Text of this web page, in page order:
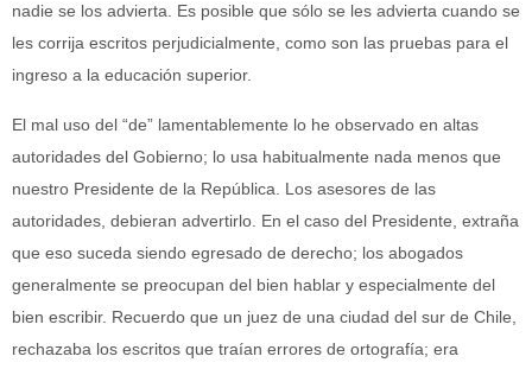
nadie se los advierta. Es posible que sólo se les advierta cuando se
les corrija escritos perjudicialmente, como son las pruebas para el
ingreso a la educación superior.
El mal uso del “de” lamentablemente lo he observado en altas
autoridades del Gobierno; lo usa habitualmente nada menos que
nuestro Presidente de la República. Los asesores de las
autoridades, debieran advertirlo. En el caso del Presidente, extraña
que eso suceda siendo egresado de derecho; los abogados
generalmente se preocupan del bien hablar y especialmente del
bien escribir. Recuerdo que un juez de una ciudad del sur de Chile,
rechazaba los escritos que traían errores de ortografía; era